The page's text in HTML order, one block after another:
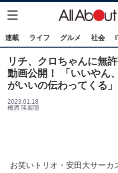
連載 ライフ グルメ 社会
リチ、クロちゃんに無
動画公開！ 「いいやん
がいいの伝わってくる」
2023.01.18
橋酒 瑛麗瑠
お笑いトリオ・安田大サーカ